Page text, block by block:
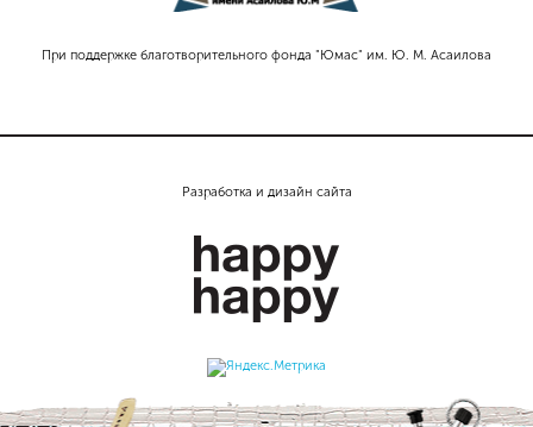
При поддержке благотворительного фонда "Юмас" им. Ю. М. Асаилова
Разработка и дизайн сайта